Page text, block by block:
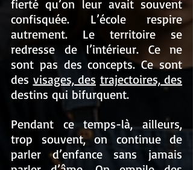
fierté qu’on leur avait souvent
confisquée. L’école respire
autrement. Le territoire se
redresse de l’intérieur. Ce ne
sont pas des concepts. Ce sont
des visages, des trajectoires, des
destins qui bifurquent.
Pendant ce temps-là, ailleurs,
trop souvent, on continue de
parler d’enfance sans jamais